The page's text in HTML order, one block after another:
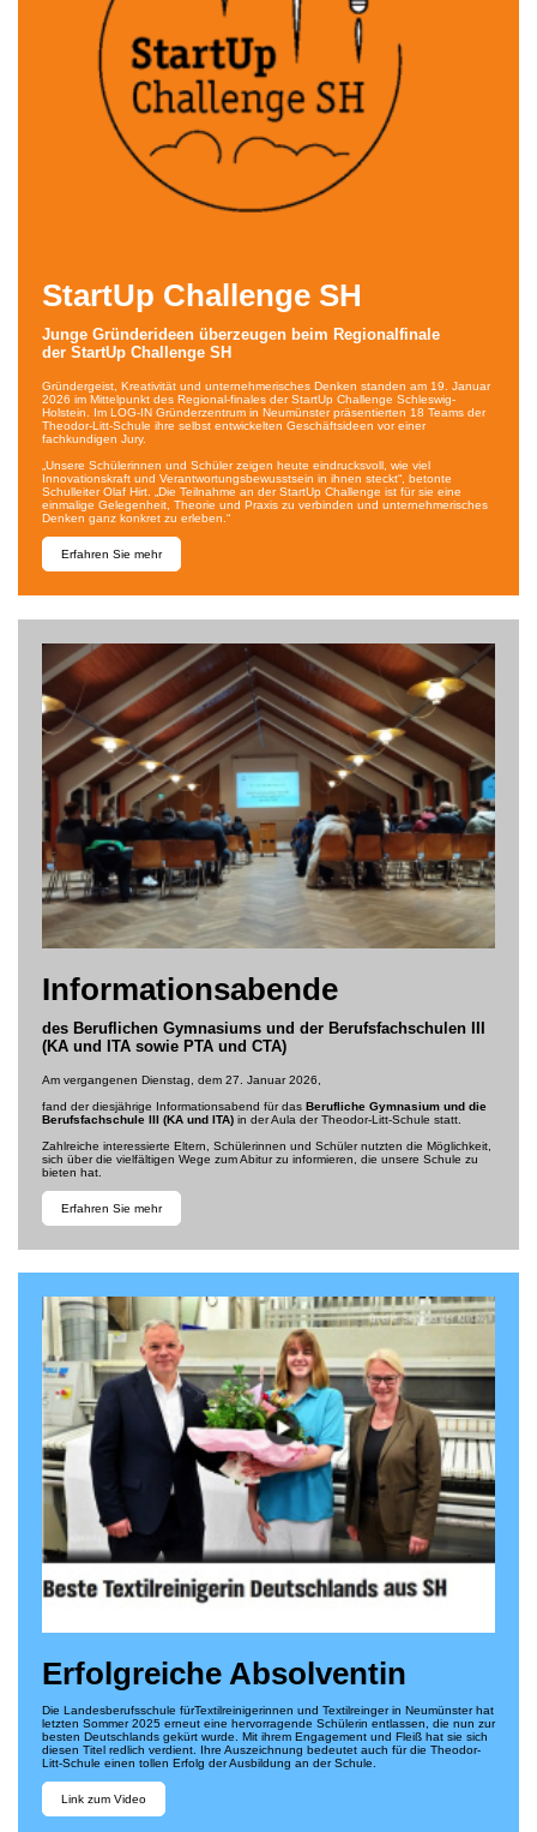
StartUp Challenge SH
Junge Gründerideen überzeugen beim Regionalfinale
der StartUp Challenge SH
Gründergeist, Kreativität und unternehmerisches Denken standen am 19. Januar
2026 im Mittelpunkt des Regional-finales der StartUp Challenge Schleswig-
Holstein. Im LOG-IN Gründerzentrum in Neumünster präsentierten 18 Teams der
Theodor-Litt-Schule ihre selbst entwickelten Geschäftsideen vor einer
fachkundigen Jury.
„Unsere Schülerinnen und Schüler zeigen heute eindrucksvoll, wie viel
Innovationskraft und Verantwortungsbewusstsein in ihnen steckt“, betonte
Schulleiter Olaf Hirt. „Die Teilnahme an der StartUp Challenge ist für sie eine
einmalige Gelegenheit, Theorie und Praxis zu verbinden und unternehmerisches
Denken ganz konkret zu erleben.“
Erfahren Sie mehr
Informationsabende
des Beruflichen Gymnasiums und der Berufsfachschulen III
(KA und ITA sowie PTA und CTA)
Am vergangenen Dienstag, dem 27. Januar 2026,
fand der diesjährige Informationsabend für das Berufliche Gymnasium und die
Berufsfachschule III (KA und ITA) in der Aula der Theodor-Litt-Schule statt.
Zahlreiche interessierte Eltern, Schülerinnen und Schüler nutzten die Möglichkeit,
sich über die vielfältigen Wege zum Abitur zu informieren, die unsere Schule zu
bieten hat.
Erfahren Sie mehr
Erfolgreiche Absolventin
Die Landesberufsschule fürTextilreinigerinnen und Textilreinger in Neumünster hat
letzten Sommer 2025 erneut eine hervorragende Schülerin entlassen, die nun zur
besten Deutschlands gekürt wurde. Mit ihrem Engagement und Fleiß hat sie sich
diesen Titel redlich verdient. Ihre Auszeichnung bedeutet auch für die Theodor-
Litt-Schule einen tollen Erfolg der Ausbildung an der Schule.
Link zum Video